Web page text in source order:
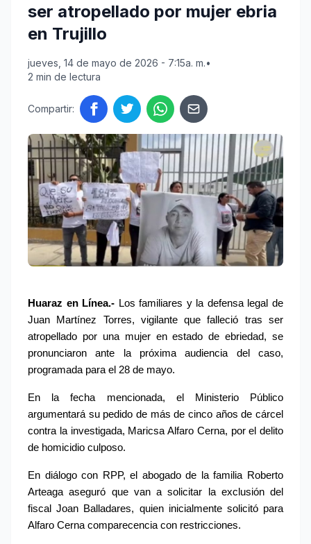
ser atropellado por mujer ebria
en Trujillo
jueves, 14 de mayo de 2026 - 7:15a. m.•
2 min de lectura
Compartir:
Huaraz en Línea.- Los familiares y la defensa legal de
Juan Martínez Torres, vigilante que falleció tras ser
atropellado por una mujer en estado de ebriedad, se
pronunciaron ante la próxima audiencia del caso,
programada para el 28 de mayo.
En la fecha mencionada, el Ministerio Público
argumentará su pedido de más de cinco años de cárcel
contra la investigada, Maricsa Alfaro Cerna, por el delito
de homicidio culposo.
En diálogo con RPP, el abogado de la familia Roberto
Arteaga aseguró que van a solicitar la exclusión del
fiscal Joan Balladares, quien inicialmente solicitó para
Alfaro Cerna comparecencia con restricciones.